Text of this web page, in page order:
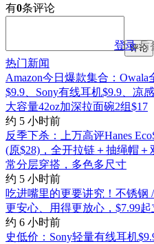
有0条评论
登录后
评论
热门新闻
Amazon今日爆款集合：
$9.9、Sony有线耳机$9.9、凉
大容量42oz加深拉面碗2组$17
约 5 小时前
反季下杀：上万高评Hanes
(原$28)，全开拉链＋抽绳帽
常分层穿搭，多色多尺寸
约 5 小时前
吃进嘴里的更要讲究！不锈钢
更安心、用得更放心，$7.99
约 6 小时前
史低价：Sony轻量有线耳机